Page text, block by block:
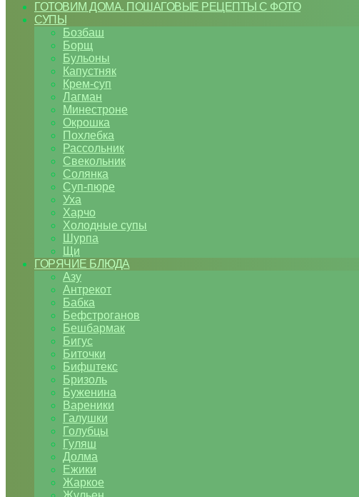
ГОТОВИМ ДОМА. ПОШАГОВЫЕ РЕЦЕПТЫ С ФОТО
СУПЫ
Бозбаш
Борщ
Бульоны
Капустняк
Крем-суп
Лагман
Минестроне
Окрошка
Похлебка
Рассольник
Свекольник
Солянка
Суп-пюре
Уха
Харчо
Холодные супы
Шурпа
Щи
ГОРЯЧИЕ БЛЮДА
Азу
Антрекот
Бабка
Бефстроганов
Бешбармак
Бигус
Биточки
Бифштекс
Бризоль
Буженина
Вареники
Галушки
Голубцы
Гуляш
Долма
Ежики
Жаркое